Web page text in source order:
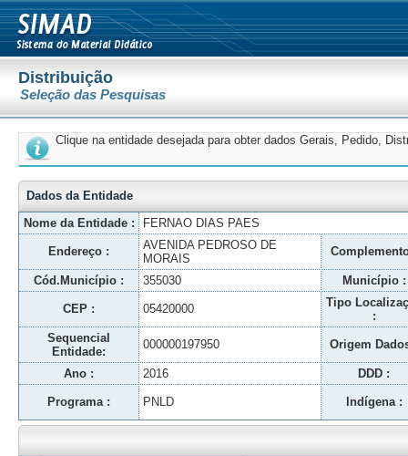
Distribuição
Seleção das Pesquisas
Clique na entidade desejada para obter dados Gerais, Pedido,
Dados da Entidade
Nome da Entidade :
FERNAO DIAS PAES
Endereço :
AVENIDA PEDROSO DE
MORAIS
Cód.Município : 355030 Município :
CEP : 05420000
Tipo
:
Sequencial
Entidade:
000000197950 Origem
Ano : 2016 DDD :
Programa : PNLD Indígena :